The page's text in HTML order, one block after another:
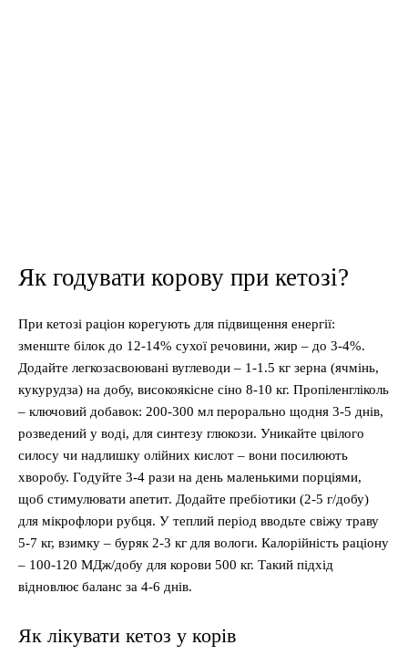
Як годувати корову при кетозі?
При кетозі раціон корегують для підвищення енергії:
зменште білок до 12-14% сухої речовини, жир – до 3-4%.
Додайте легкозасвоювані вуглеводи – 1-1.5 кг зерна (ячмінь,
кукурудза) на добу, високоякісне сіно 8-10 кг. Пропіленгліколь
– ключовий добавок: 200-300 мл перорально щодня 3-5 днів,
розведений у воді, для синтезу глюкози. Уникайте цвілого
силосу чи надлишку олійних кислот – вони посилюють
хворобу. Годуйте 3-4 рази на день маленькими порціями,
щоб стимулювати апетит. Додайте пребіотики (2-5 г/добу)
для мікрофлори рубця. У теплий період вводьте свіжу траву
5-7 кг, взимку – буряк 2-3 кг для вологи. Калорійність раціону
– 100-120 МДж/добу для корови 500 кг. Такий підхід
відновлює баланс за 4-6 днів.
Як лікувати кетоз у корів